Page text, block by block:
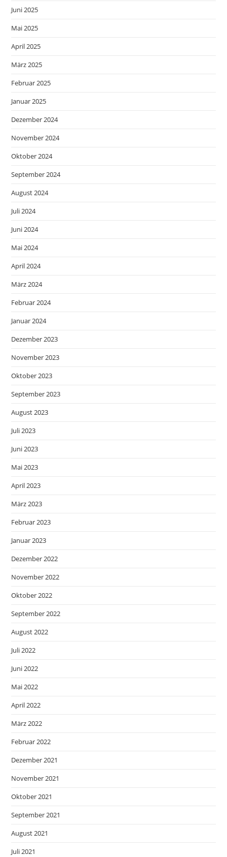
Juni 2025
Mai 2025
April 2025
März 2025
Februar 2025
Januar 2025
Dezember 2024
November 2024
Oktober 2024
September 2024
August 2024
Juli 2024
Juni 2024
Mai 2024
April 2024
März 2024
Februar 2024
Januar 2024
Dezember 2023
November 2023
Oktober 2023
September 2023
August 2023
Juli 2023
Juni 2023
Mai 2023
April 2023
März 2023
Februar 2023
Januar 2023
Dezember 2022
November 2022
Oktober 2022
September 2022
August 2022
Juli 2022
Juni 2022
Mai 2022
April 2022
März 2022
Februar 2022
Dezember 2021
November 2021
Oktober 2021
September 2021
August 2021
Juli 2021